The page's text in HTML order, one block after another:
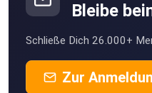
Bleibe
Schließe Dich 26.000+
Zur